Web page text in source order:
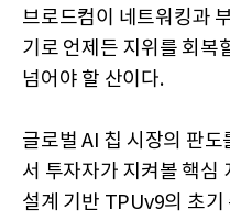
브로드컴이 네트워킹과
기로 언제든 지위를 회복
넘어야 할 산이다.
글로벌 AI 칩 시장의 판도
서 투자자가 지켜볼 핵
설계 기반 TPUv9의 초